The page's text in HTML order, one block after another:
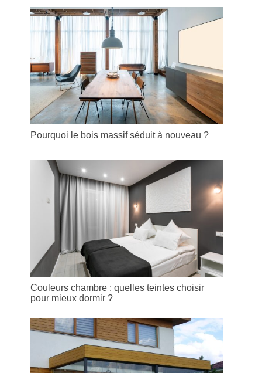
Pourquoi le bois massif séduit à nouveau ?
Couleurs chambre : quelles teintes choisir
pour mieux dormir ?